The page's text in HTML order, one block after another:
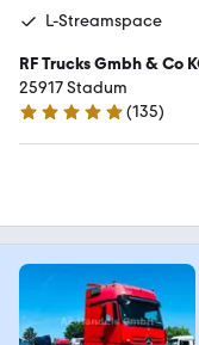
L-Streamspace
RF Trucks Gmbh & Co
25917 Stadum
5 Sterne
(135)